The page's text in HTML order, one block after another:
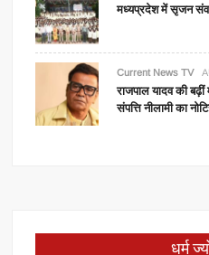
मध्यप्रदेश में सृजन
Current News TV
राजपाल यादव की
संपत्ति नीलामी का
धर्म